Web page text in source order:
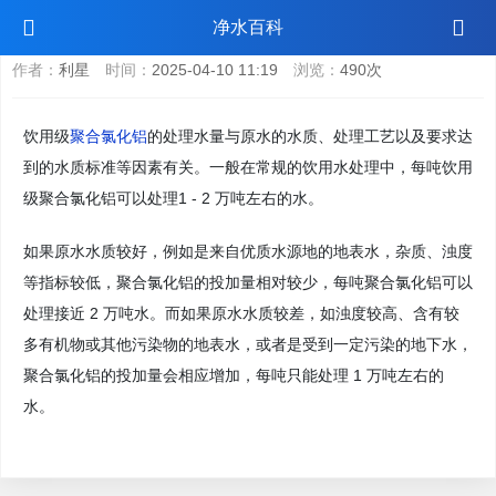
净水百科
饮用级聚合氯化铝一吨能处理多少水
作者： 利星 时间： 2025-04-10 11:19 浏览： 490次
饮用级聚合氯化铝的处理水量与原水的水质、处理工艺以及要求达
到的水质标准等因素有关。一般在常规的饮用水处理中，每吨饮用
级聚合氯化铝可以处理1 - 2 万吨左右的水。
如果原水水质较好，例如是来自优质水源地的地表水，杂质、浊度
等指标较低，聚合氯化铝的投加量相对较少，每吨聚合氯化铝可以
处理接近 2 万吨水。而如果原水水质较差，如浊度较高、含有较
多有机物或其他污染物的地表水，或者是受到一定污染的地下水，
聚合氯化铝的投加量会相应增加，每吨只能处理 1 万吨左右的
水。